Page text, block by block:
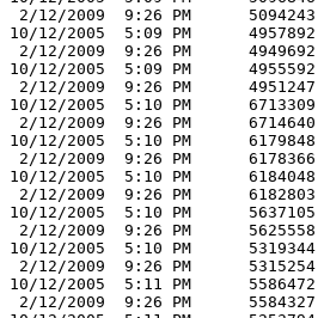
2/12/2009  9:26 PM      5094243
10/12/2005  5:09 PM      4957892
2/12/2009  9:26 PM      4949692
10/12/2005  5:09 PM      4955592
2/12/2009  9:26 PM      4951247
10/12/2005  5:10 PM      6713309
2/12/2009  9:26 PM      6714640
10/12/2005  5:10 PM      6179848
2/12/2009  9:26 PM      6178366
10/12/2005  5:10 PM      6184048
2/12/2009  9:26 PM      6182803
10/12/2005  5:10 PM      5637105
2/12/2009  9:26 PM      5625558
10/12/2005  5:10 PM      5319344
2/12/2009  9:26 PM      5315254
10/12/2005  5:11 PM      5586472
2/12/2009  9:26 PM      5584327